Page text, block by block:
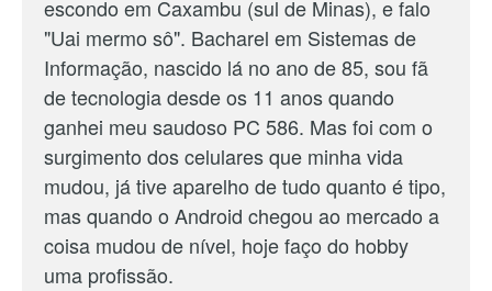
escondo em Caxambu (sul de Minas), e falo
"Uai mermo sô". Bacharel em Sistemas de
Informação, nascido lá no ano de 85, sou fã
de tecnologia desde os 11 anos quando
ganhei meu saudoso PC 586. Mas foi com o
surgimento dos celulares que minha vida
mudou, já tive aparelho de tudo quanto é tipo,
mas quando o Android chegou ao mercado a
coisa mudou de nível, hoje faço do hobby
uma profissão.